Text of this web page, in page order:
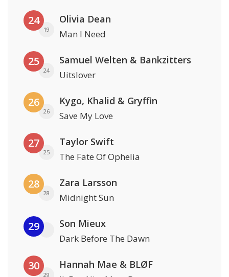
24
19
Olivia Dean
Man I Need
25
24
Samuel Welten & Bankzitters
Uitslover
26
26
Kygo, Khalid & Gryffin
Save My Love
27
25
Taylor Swift
The Fate Of Ophelia
28
28
Zara Larsson
Midnight Sun
29 Son Mieux
Dark Before The Dawn
30
29
Hannah Mae & BLØF